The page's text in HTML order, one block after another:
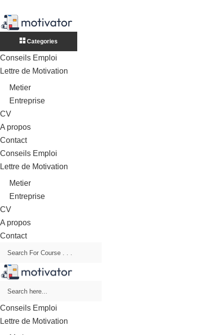
Categories
Conseils Emploi
Lettre de Motivation
Metier
Entreprise
CV
A propos
Contact
Conseils Emploi
Lettre de Motivation
Metier
Entreprise
CV
A propos
Contact
Conseils Emploi
Lettre de Motivation